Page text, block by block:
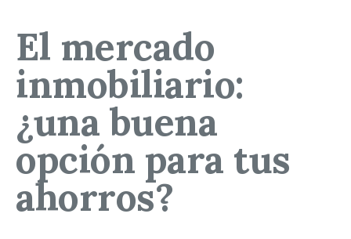
El mercado
inmobiliario:
¿una buena
opción para tus
ahorros?